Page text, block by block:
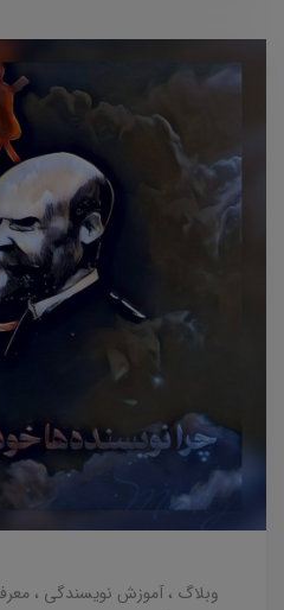
وبلاگ آموزش نویسندگی